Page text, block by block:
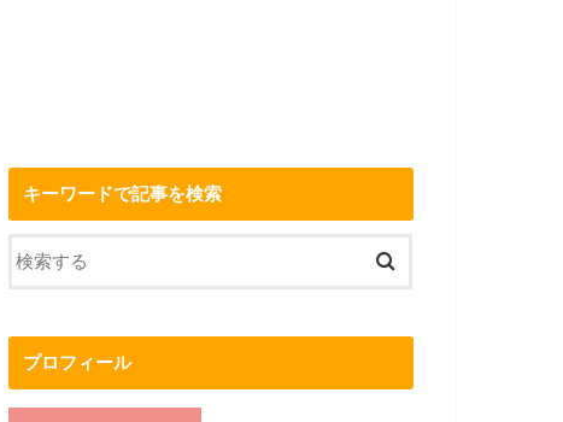
キーワードで記事を検索
プロフィール